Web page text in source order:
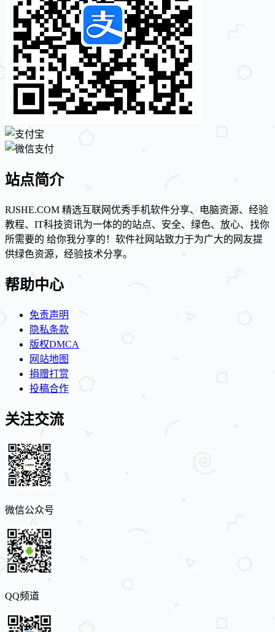
站点简介
RJSHE.COM 精选互联网优秀手机软件分享、电脑资源、经验
教程、IT科技资讯为一体的的站点、安全、绿色、放心、找你
所需要的 给你我分享的！软件社网站致力于为广大的网友提
供绿色资源，经验技术分享。
帮助中心
免责声明
隐私条款
版权DMCA
网站地图
捐赠打赏
投稿合作
关注交流
微信公众号
QQ频道